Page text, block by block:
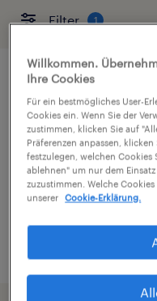
Filter 1
Staplerfahrer (m/
Asten,
Festanstellung
veröffentlicht am 7.
Willkommen.
Ihre Cookies
Für ein bestmögliches User-
Cookies ein. Wenn Sie der
zustimmen, klicken Sie auf
Präferenzen anpassen,
festzulegen, welchen Cookies
ablehnen" um nur dem
zuzustimmen. Welche
unserer
Cookie-Erklärung.